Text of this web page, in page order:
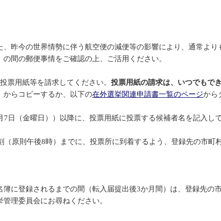
昨今の世界情勢に伴う航空便の減便等の影響により、通常よ
間の郵便事情をご確認の上、ご活用ください。
票用紙等を請求してください。 投票用紙の請求は、いつでもで
からコピーするか、以下の在外選挙関連申請書一覧のページから
日（金曜日））以降に、投票用紙に投票する候補者名を記入
原則午後8時）までに、投票所に到着するよう、登録先の市
登録されるまでの間（転入届提出後3か月間）は、登録先の
理委員会にお尋ねください。